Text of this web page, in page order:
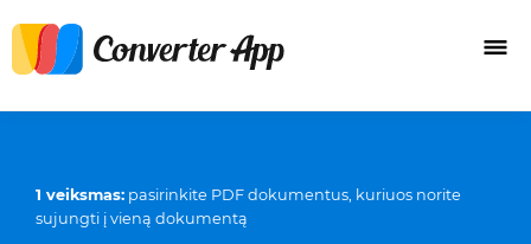
1 veiksmas: pasirinkite PDF dokumentus, kuriuos norite
sujungti į vieną dokumentą